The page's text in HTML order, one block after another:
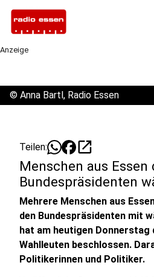
Anzeige
© Anna Bartl, Radio Essen
Teilen: open_in_new
Menschen aus Essen
Bundespräsidenten
Mehrere Menschen aus
den Bundespräsidenten mit
hat am heutigen Donnerstag
Wahlleuten beschlossen.
Politikerinnen und Politiker.